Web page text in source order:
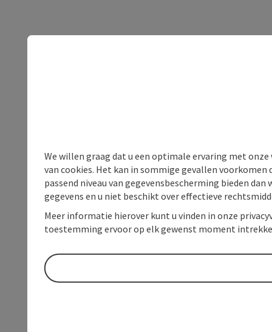
We willen graag dat u een optimale ervaring met
van cookies. Het kan in sommige gevallen voorkomen
passend niveau van gegevensbescherming bieden
gegevens en u niet beschikt over effectieve
Meer informatie hierover kunt u vinden in onze
toestemming ervoor op elk gewenst moment